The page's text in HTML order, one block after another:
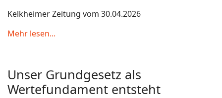
Kelkheimer Zeitung vom 30.04.2026
Mehr lesen...
Unser Grundgesetz als
Wertefundament entsteht